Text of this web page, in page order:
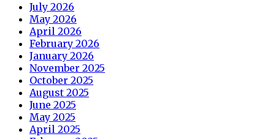
July 2026
May 2026
April 2026
February 2026
January 2026
November 2025
October 2025
August 2025
June 2025
May 2025
April 2025